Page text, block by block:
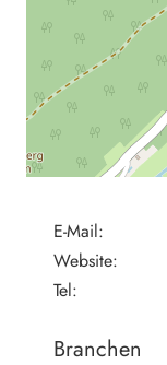
E-Mail:
Website:
Tel:
Branchen